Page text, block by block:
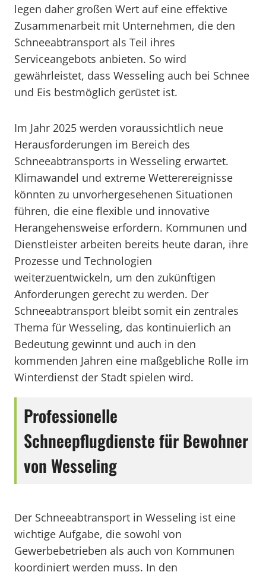
legen daher großen Wert auf eine effektive
Zusammenarbeit mit Unternehmen, die den
Schneeabtransport als Teil ihres
Serviceangebots anbieten. So wird
gewährleistet, dass Wesseling auch bei Schnee
und Eis bestmöglich gerüstet ist.
Im Jahr 2025 werden voraussichtlich neue
Herausforderungen im Bereich des
Schneeabtransports in Wesseling erwartet.
Klimawandel und extreme Wetterereignisse
könnten zu unvorhergesehenen Situationen
führen, die eine flexible und innovative
Herangehensweise erfordern. Kommunen und
Dienstleister arbeiten bereits heute daran, ihre
Prozesse und Technologien
weiterzuentwickeln, um den zukünftigen
Anforderungen gerecht zu werden. Der
Schneeabtransport bleibt somit ein zentrales
Thema für Wesseling, das kontinuierlich an
Bedeutung gewinnt und auch in den
kommenden Jahren eine maßgebliche Rolle im
Winterdienst der Stadt spielen wird.
Professionelle
Schneepflugdienste für Bewohner
von Wesseling
Der Schneeabtransport in Wesseling ist eine
wichtige Aufgabe, die sowohl von
Gewerbebetrieben als auch von Kommunen
koordiniert werden muss. In den